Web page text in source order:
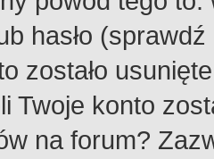
hasło
zostało
Twoje konto
na forum?